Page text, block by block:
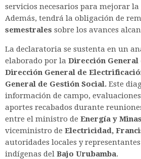
servicios necesarios para mejorar
Además, tendrá la obligación de
semestrales sobre los avances
La declaratoria se sustenta en un
elaborado por la Dirección
Dirección General de
General de Gestión Social. Este
información de campo,
aportes recabados durante
entre el ministro de Energía y
viceministro de Electricidad,
autoridades locales y
indígenas del Bajo Urubamba.